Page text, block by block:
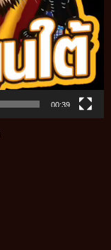
00:39